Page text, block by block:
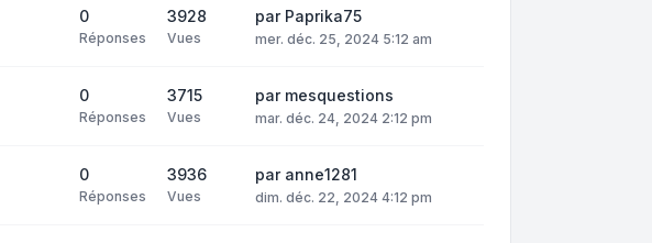
0
Réponses
3928
Vues
par Paprika75
mer. déc. 25, 2024 5:12 am
0
Réponses
3715
Vues
par mesquestions
mar. déc. 24, 2024 2:12 pm
0
Réponses
3936
Vues
par anne1281
dim. déc. 22, 2024 4:12 pm